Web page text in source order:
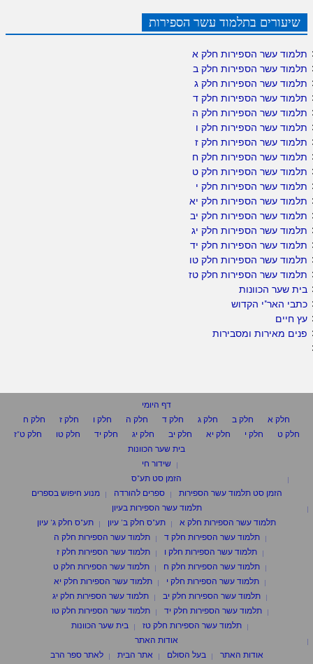
שיעורים בתלמוד עשר הספירות
תלמוד עשר הספירות חלק א
תלמוד עשר הספירות חלק ב
תלמוד עשר הספירות חלק ג
תלמוד עשר הספירות חלק ד
תלמוד עשר הספירות חלק ה
תלמוד עשר הספירות חלק ו
תלמוד עשר הספירות חלק ז
תלמוד עשר הספירות חלק ח
תלמוד עשר הספירות חלק ט
תלמוד עשר הספירות חלק י
תלמוד עשר הספירות חלק יא
תלמוד עשר הספירות חלק יב
תלמוד עשר הספירות חלק יג
תלמוד עשר הספירות חלק יד
תלמוד עשר הספירות חלק טו
תלמוד עשר הספירות חלק טז
בית שער הכוונות
כתבי האר"י הקדוש
עץ חיים
פנים מאירות ומסבירות
דף היומי
חלק א
חלק ב חלק ג חלק ד חלק ה חלק ו חלק ז
חלק ח
חלק ט
חלק י חלק יא חלק יב חלק יג חלק יד חלק טו
חלק ט"ז
בית שער הכוונות
שידור חי
הזמן סט תע"ס
הזמן סט תלמוד עשר הספירות
ספרים להורדה
מנוע חיפוש בספרים
תלמוד עשר הספירות בעיון
תלמוד עשר הספירות חלק א
תע"ס חלק ב' עיון
תע"ס חלק ג' עיון
תלמוד עשר הספירות חלק ד
תלמוד עשר הספירות חלק ה
תלמוד עשר הספירות חלק ו
תלמוד עשר הספירות חלק ז
תלמוד עשר הספירות חלק ח
תלמוד עשר הספירות חלק ט
תלמוד עשר הספירות חלק י
תלמוד עשר הספירות חלק יא
תלמוד עשר הספירות חלק יב
תלמוד עשר הספירות חלק יג
תלמוד עשר הספירות חלק יד
תלמוד עשר הספירות חלק טו
תלמוד עשר הספירות חלק טז
בית שער הכוונות
אודות האתר
אודות האתר
בעל הסולם אתר הבית
לאתר ספר הרב